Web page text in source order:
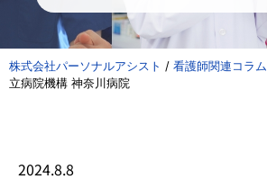
株式会社パーソナルアシスト / 看護師関連コラム
立病院機構 神奈川病院
2024.8.8